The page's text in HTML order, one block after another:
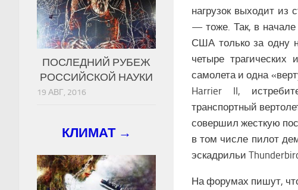
нагрузок выходит из
— тоже. Так, в
США только за одну
четыре трагических
самолета и одна
Harrier II,
транспортный
совершил жесткую
в том числе пилот
эскадрильи
На форумах пишут,
ПОСЛЕДНИЙ РУБЕЖ
РОССИЙСКОЙ НАУКИ
19 АВГ, 2016
КЛИМАТ →